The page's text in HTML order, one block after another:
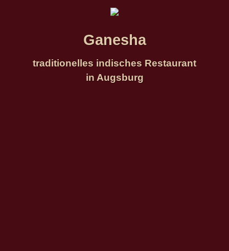
Ganesha
traditionelles indisches Restaurant
in Augsburg
Ganesha
Wir freuen uns auf Ihren Besuch